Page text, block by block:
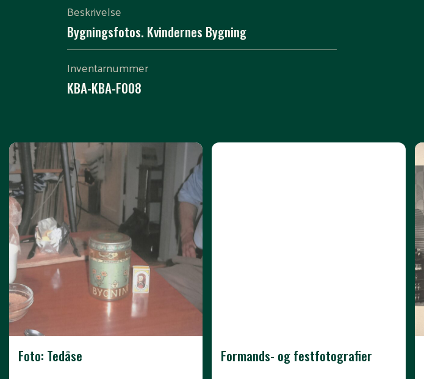
Beskrivelse
Bygningsfotos. Kvindernes Bygning
Inventarnummer
KBA-KBA-F008
Foto: Tedåse Formands- og festfotografier